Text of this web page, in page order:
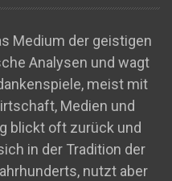
Medium der geistigen
Analysen und wagt
meist mit
Medien und
blickt oft zurück und
in der Tradition der
nutzt aber